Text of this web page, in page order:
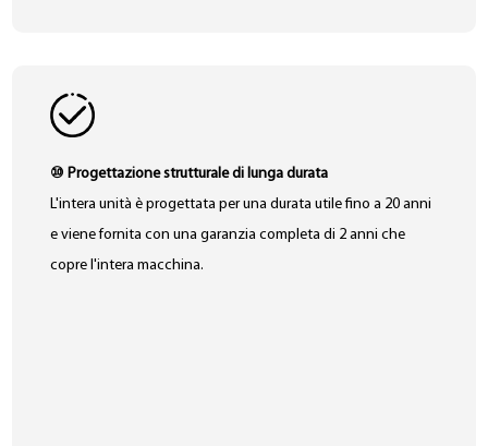
⑩ Progettazione strutturale di lunga durata
L'intera unità è progettata per una durata utile fino a 20 anni
e viene fornita con una garanzia completa di 2 anni che
copre l'intera macchina.